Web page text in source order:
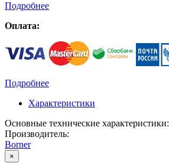
Подробнее
Оплата:
Подробнее
Характеристики
Основные технические характеристики:
Производитель:
Borner
×